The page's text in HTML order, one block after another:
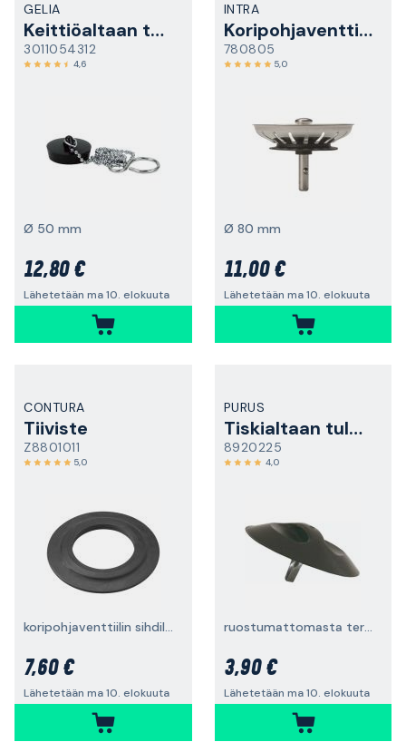
GELIA
Keittiöaltaan tulppa
3011054312
4,6
Ø 50 mm
12,80 €
Lähetetään ma 10. elokuuta
INTRA
Koripohjaventtiilin sihti
780805
5,0
Ø 80 mm
11,00 €
Lähetetään ma 10. elokuuta
CONTURA
Tiiviste
Z8801011
5,0
koripohjaventtiilin sihdille, Ø54/30 mm, 10 kpl
7,60 €
Lähetetään ma 10. elokuuta
PURUS
Tiskialtaan tulppa
8920225
4,0
ruostumattomasta teräksestä valmistetulla jousella
3,90 €
Lähetetään ma 10. elokuuta